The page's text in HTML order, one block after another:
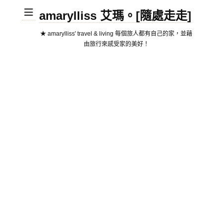
amarylliss 艾瑪。[隨處走走]
★ amarylliss' travel & living 每個旅人都有自己的家，並藉
由旅行來感受家的美好！